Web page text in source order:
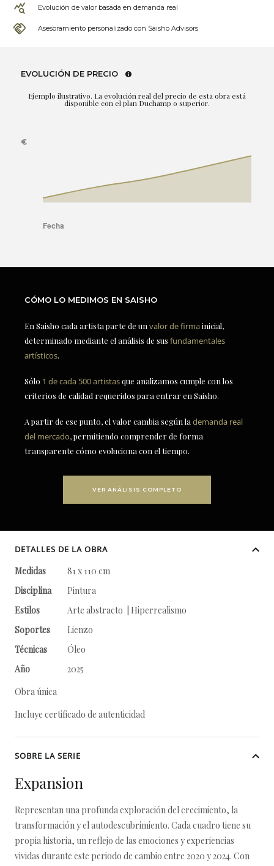
Evolución de valor basada en demanda real
Asesoramiento personalizado con Saisho Advisors
EVOLUCIÓN DE PRECIO
Ejemplo ilustrativo. La evolución real del precio de esta obra está
disponible con el plan Duchamp o superior.
CÓMO LO MEDIMOS EN SAISHO
En Saisho cada artista parte de un valor de firmainicial,
determinado mediante el análisis de sus fundamentales
artísticos.
Sólo 1 de cada 500 artistasque analizamos cumple con los
criterios de calidad requeridos para entrar en Saisho.
A partir de ese punto, el valor cambia según la demanda real
del mercado, permitiendo comprender de forma
transparente cómo evoluciona con el tiempo.
VER ANÁLISIS COMPLETO
DETALLES DE LA OBRA
Medidas
81 x 110 cm
Disciplina
Pintura
Estilos
Arte abstracto | Hiperrealismo
Soportes
Lienzo
Técnicas
Óleo
Año
2025
Obra única
Incluye certificado de autenticidad
SOBRE LA SERIE
Expansion
Representan una profunda exploración del crecimiento, la
transformación y el autodescubrimiento. Cada cuadro tiene su
propia historia, un reflejo de las emociones y experiencias
vividas durante este periodo de cambio entre 2020 y 2024. Con